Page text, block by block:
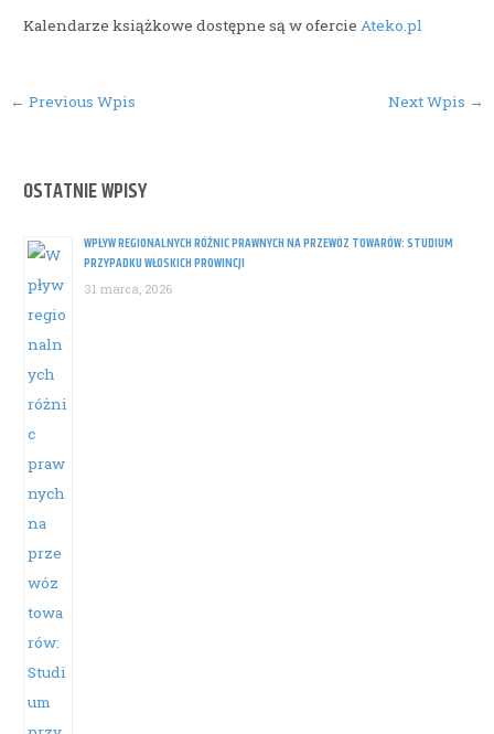
OSTATNIE WPISY
WPŁYW REGIONALNYCH RÓŻNIC PRAWNYCH NA PRZEWÓZ TOWARÓW: STUDIUM
PRZYPADKU WŁOSKICH PROWINCJI
31 marca, 2026
Kalendarze książkowe dostępne są w ofercieAteko.pl
Post
← Previous Wpis Next Wpis →